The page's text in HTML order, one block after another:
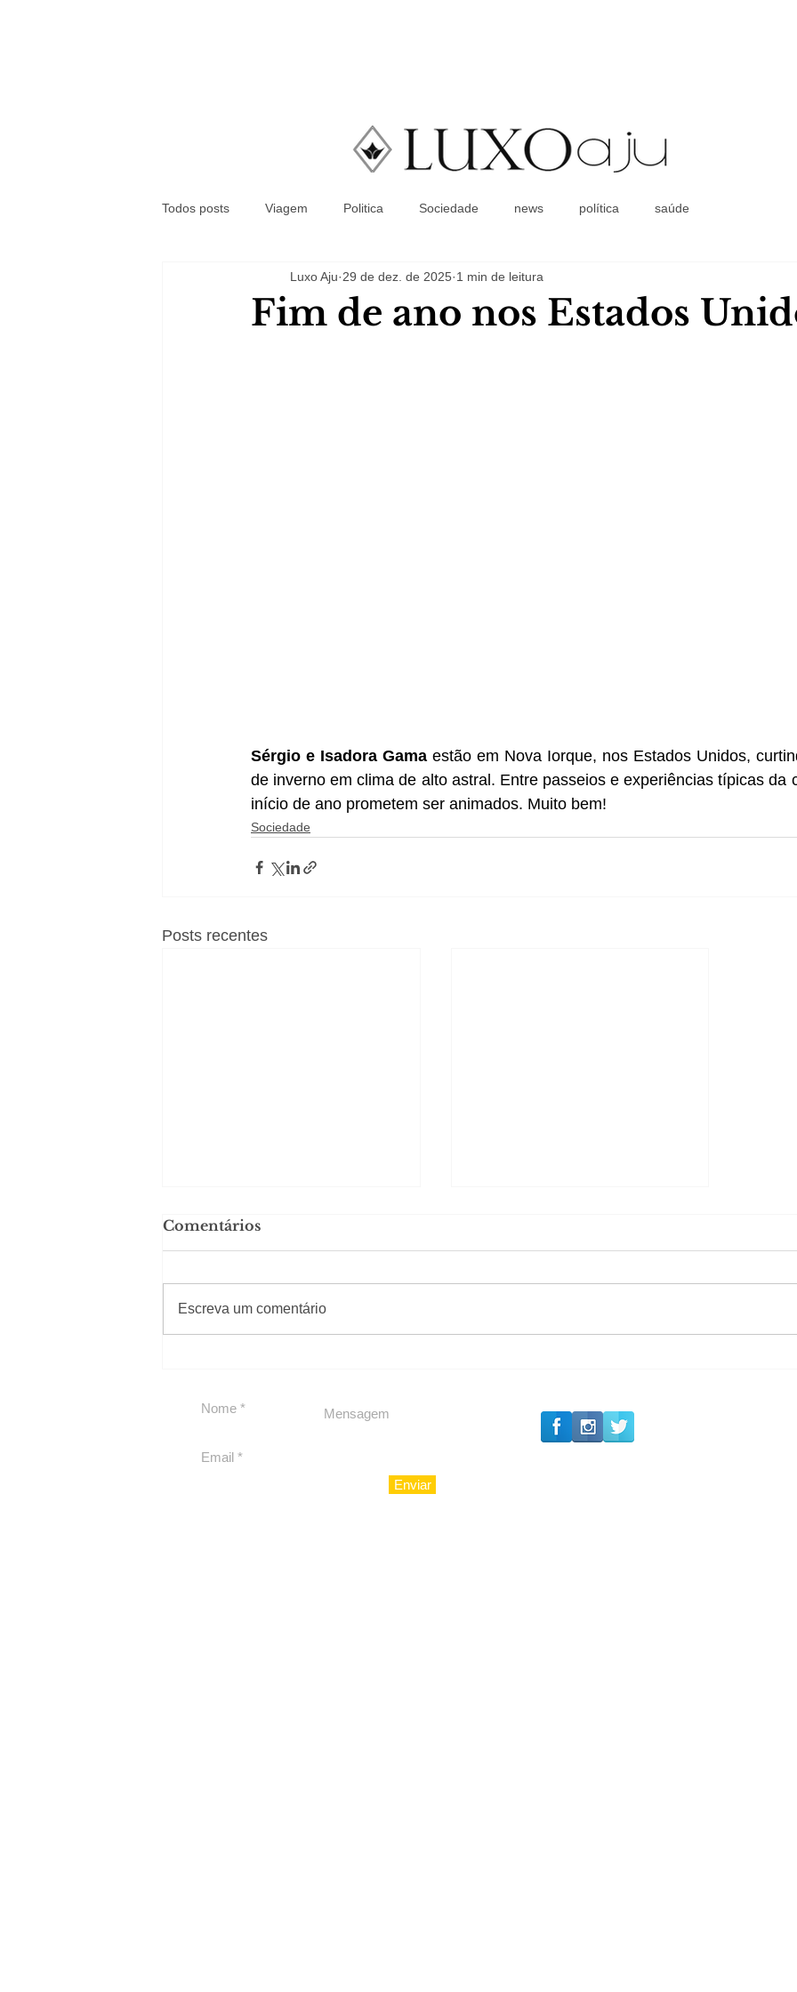
Coluna Social
Todos posts Viagem Politica Sociedade news política saúde
Fim de ano nos Estados
Luxo Aju 29 de dez. de 2025 1 min de leitura
Sérgio e Isadora Gama estão em Nova Iorque, nos Estados Unidos,
de inverno em clima de alto astral. Entre passeios e experiências típicas da
início de ano prometem ser animados. Muito bem!
Sociedade
Posts recentes
Solteirou!
Comentários
Escreva um comentário
Enviar
#Siga o Luxo_Aju